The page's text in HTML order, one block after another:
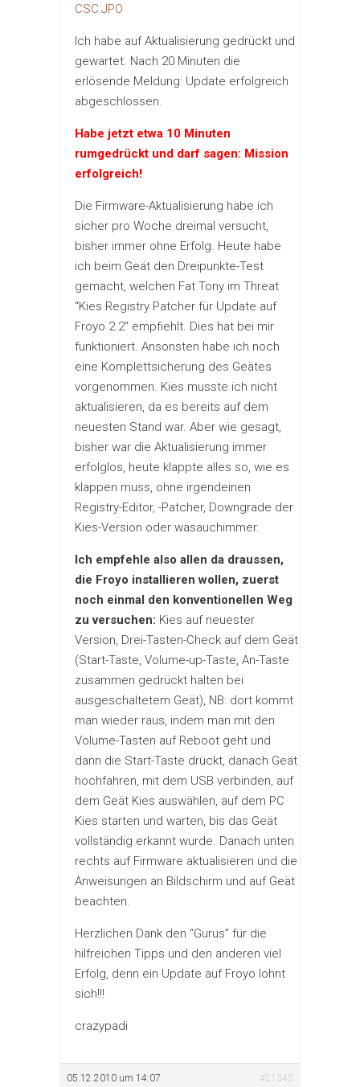
CSC:JPO
Ich habe auf Aktualisierung gedrückt und
gewartet. Nach 20 Minuten die
erlösende Meldung: Update erfolgreich
abgeschlossen.
Habe jetzt etwa 10 Minuten
rumgedrückt und darf sagen: Mission
erfolgreich!
Die Firmware-Aktualisierung habe ich
sicher pro Woche dreimal versucht,
bisher immer ohne Erfolg. Heute habe
ich beim Geät den Dreipunkte-Test
gemacht, welchen Fat Tony im Threat
“Kies Registry Patcher für Update auf
Froyo 2.2″ empfiehlt. Dies hat bei mir
funktioniert. Ansonsten habe ich noch
eine Komplettsicherung des Geätes
vorgenommen. Kies musste ich nicht
aktualisieren, da es bereits auf dem
neuesten Stand war. Aber wie gesagt,
bisher war die Aktualisierung immer
erfolglos, heute klappte alles so, wie es
klappen muss, ohne irgendeinen
Registry-Editor, -Patcher, Downgrade der
Kies-Version oder wasauchimmer.
Ich empfehle also allen da draussen,
die Froyo installieren wollen, zuerst
noch einmal den konventionellen Weg
zu versuchen: Kies auf neuester
Version, Drei-Tasten-Check auf dem Geät
(Start-Taste, Volume-up-Taste, An-Taste
zusammen gedrückt halten bei
ausgeschaltetem Geät), NB: dort kommt
man wieder raus, indem man mit den
Volume-Tasten auf Reboot geht und
dann die Start-Taste drückt, danach Geät
hochfahren, mit dem USB verbinden, auf
dem Geät Kies auswählen, auf dem PC
Kies starten und warten, bis das Geät
vollständig erkannt wurde. Danach unten
rechts auf Firmware aktualisieren und die
Anweisungen an Bildschirm und auf Geät
beachten.
Herzlichen Dank den “Gurus” für die
hilfreichen Tipps und den anderen viel
Erfolg, denn ein Update auf Froyo lohnt
sich!!!
crazypadi
05.12.2010 um 14:07 #21345